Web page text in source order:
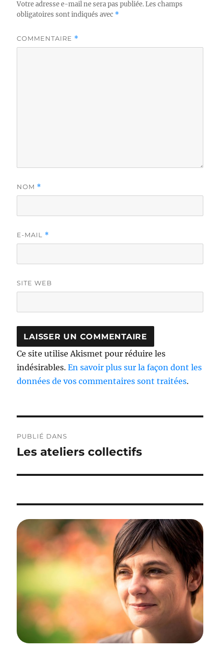
Votre adresse e-mail ne sera pas publiée. Les champs
obligatoires sont indiqués avec *
COMMENTAIRE *
NOM *
E-MAIL *
SITE WEB
Ce site utilise Akismet pour réduire les
indésirables.En savoir plus sur la façon dont les
données de vos commentaires sont traitées.
de
l’article
PUBLIÉ DANS
Les ateliers collectifs